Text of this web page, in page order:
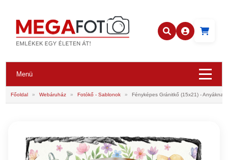
Menü
Főoldal » Webáruház » Fotókő - Sablonok » Fényképes Gránitkő (15x21) -